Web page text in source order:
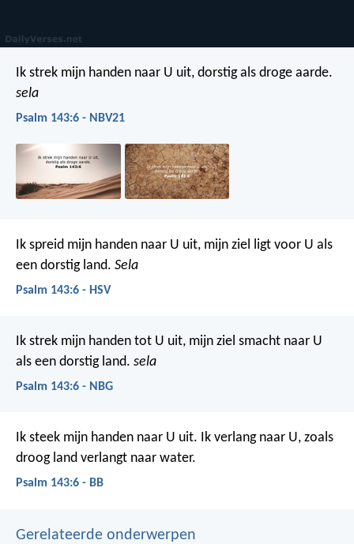
Ik strek mijn handen naar U uit, dorstig als droge aarde.
sela
Psalm 143:6 - NBV21
Ik spreid mijn handen naar U uit, mijn ziel ligt voor U als
een dorstig land. Sela
Psalm 143:6 - HSV
Ik strek mijn handen tot U uit, mijn ziel smacht naar U
als een dorstig land. sela
Psalm 143:6 - NBG
Ik steek mijn handen naar U uit. Ik verlang naar U, zoals
droog land verlangt naar water.
Psalm 143:6 - BB
Gerelateerde onderwerpen